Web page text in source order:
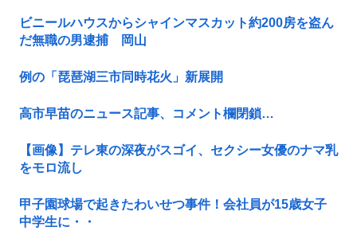
ビニールハウスからシャインマスカット約200房を盗ん
だ無職の男逮捕 岡山
例の「琵琶湖三市同時花火」新展開
高市早苗のニュース記事、コメント欄閉鎖…
【画像】テレ東の深夜がスゴイ、セクシー女優のナマ乳
をモロ流し
甲子園球場で起きたわいせつ事件！会社員が15歳女子
中学生に・・